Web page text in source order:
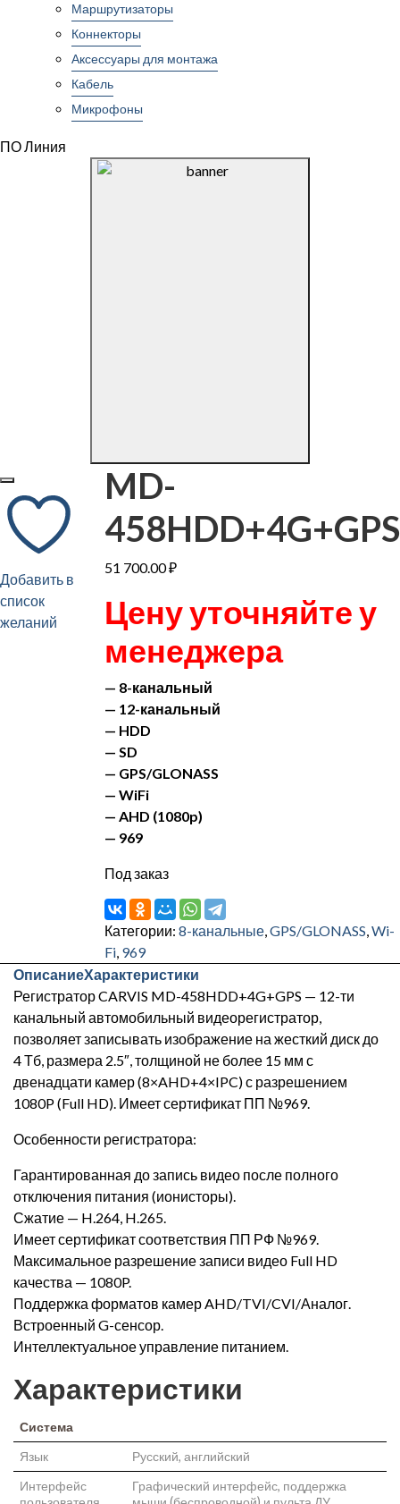
Маршрутизаторы
Коннекторы
Аксессуары для монтажа
Кабель
Микрофоны
ПО Линия
Добавить в
список
желаний
MD-
458HDD+4G+GPS
51 700.00₽
Цену уточняйте у
менеджера
— 8-канальный
— 12-канальный
— HDD
— SD
— GPS/GLONASS
— WiFi
— AHD (1080p)
— 969
Под заказ
Категории: 8-канальные,GPS/GLONASS,Wi-
Fi, 969
ОписаниеХарактеристики
Регистратор CARVIS MD-458HDD+4G+GPS — 12-ти
канальный автомобильный видеорегистратор,
позволяет записывать изображение на жесткий диск до
4 Тб, размера 2.5″, толщиной не более 15 мм с
двенадцати камер (8×AHD+4×IPC) с разрешением
1080P (Full HD). Имеет сертификат ПП №969.
Особенности регистратора:
Гарантированная до запись видео после полного
отключения питания (ионисторы).
Сжатие — H.264, H.265.
Имеет сертификат соответствия ПП РФ №969.
Максимальное разрешение записи видео Full HD
качества — 1080P.
Поддержка форматов камер AHD/TVI/CVI/Аналог.
Встроенный G-сенсор.
Интеллектуальное управление питанием.
Характеристики
Система
Язык
Русский, английский
Интерфейс
Графический интерфейс, поддержка